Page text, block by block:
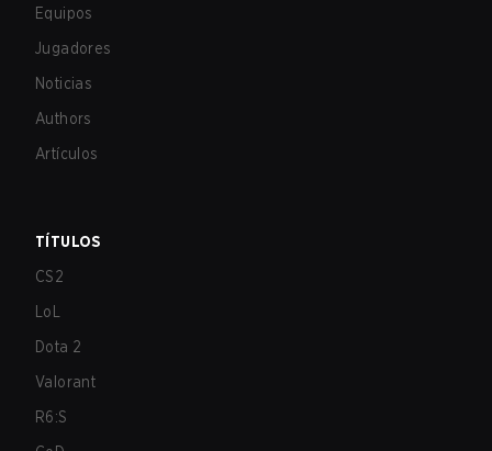
Equipos
Jugadores
Noticias
Authors
Artículos
TÍTULOS
CS2
LoL
Dota 2
Valorant
R6:S